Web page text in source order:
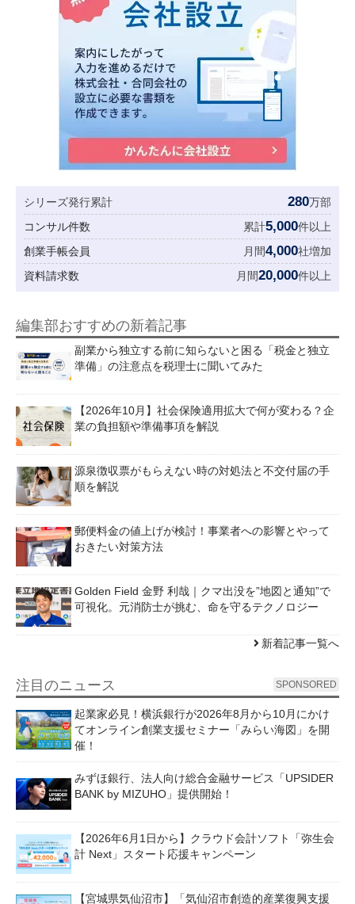
シリーズ発行累計 280万部
コンサル件数
累計5,000件以上
創業手帳会員
月間4,000社増加
資料請求数
月間20,000件以上
編集部おすすめの新着記事
副業から独立する前に知らないと困る「税金と独立
準備」の注意点を税理士に聞いてみた
【2026年10月】社会保険適用拡大で何が変わる？企
業の負担額や準備事項を解説
源泉徴収票がもらえない時の対処法と不交付届の手
順を解説
郵便料金の値上げが検討！事業者への影響とやって
おきたい対策方法
Golden Field 金野 利哉｜クマ出没を”地図と通知”で
可視化。元消防士が挑む、命を守るテクノロジー
新着記事一覧へ
注目のニュース SPONSORED
起業家必見！横浜銀行が2026年8月から10月にかけ
てオンライン創業支援セミナー「みらい海図」を開
催！
みずほ銀行、法人向け総合金融サービス「UPSIDER
BANK by MIZUHO」提供開始！
【2026年6月1日から】クラウド会計ソフト「弥生会
計 Next」スタート応援キャンペーン
【宮城県気仙沼市】「気仙沼市創造的産業復興支援